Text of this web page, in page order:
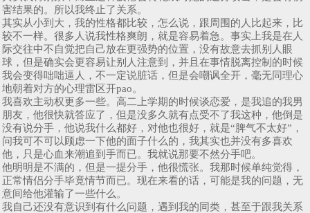
害结果的。所以我终止了关系。
其实从小到大，我的性格都比较，怎么说，跟周围的人比起来，比
较不一样。很多人说我性格爽朗，就是容易着急。事实上我是在人
际交往中不自觉把自己放在更强势的位置，没有故意去抓别人眼
球，但是确实会更容易让别人注意到，并且在事情脱离控制的时候
我会变得咄咄逼人，不一定说脏话，但是会嘲讽全开，毫无同理心
地朝着对方的心理雷区开pao。
我喜欢主动权更多一些。高二上学期的时候谈恋爱，是我追的我男
朋友，他很快就答应了，但是没多久就有点受不了我这种，他倒是
没有说分手，他说我什么都好，对他也很好，就是“脾气不太好”，
问我可不可以顾虑一下他的面子什么的，我其实也并没有多喜欢
他，只是心血来潮追到手而已。我就说那要不然分手吧。
他明明是不满的，但是一提分手，他很慌张。我那时候单纯觉得，
正常情侣分手毕竟情节而已。现在来看的话，可能是我的问题，无
意间给他灌输了一些什么。
我自己还没有意识到有什么问题，遇到我的同类，甚至于跟我关系